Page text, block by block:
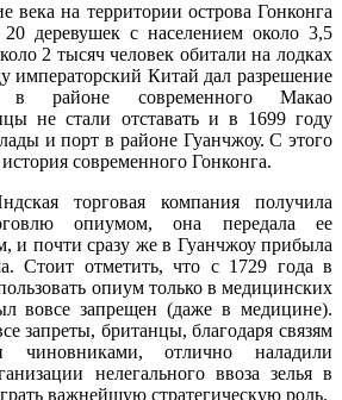
века на территории острова Гонконга
20 деревушек с населением около 3,5
2 тысяч человек обитали на лодках
императорский Китай дал разрешение
в районе современного Макао
не стали отставать и в 1699 году
и порт в районе Гуанчжоу. С этого
современного Гонконга.
торговая компания получила
опиумом, она передала ее
и почти сразу же в Гуанчжоу прибыла
Стоит отметить, что с 1729 года в
опиум только в медицинских
вовсе запрещен (даже в медицине).
запреты, британцы, благодаря связям
чиновниками, отлично наладили
нелегального ввоза зелья в
важнейшую стратегическую роль.